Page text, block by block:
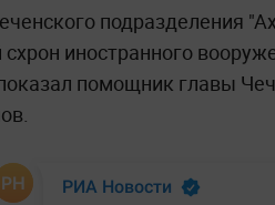
подразделения
иностранного
помощник главы